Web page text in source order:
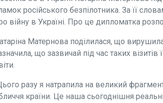
російського безпілотника. За її
війну в Україні. Про це дипломатка
Матернова поділилася, що
що зазвичай під час таких
разу я натрапила на великий
країни. Це наша сьогоднішня